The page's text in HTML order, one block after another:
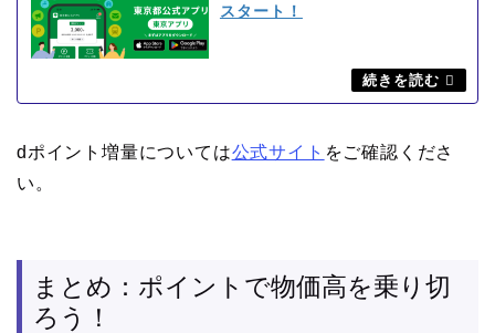
スタート！
dポイント増量については公式サイト をご確認くださ
い。
まとめ：ポイントで物価高を乗り切
ろう！